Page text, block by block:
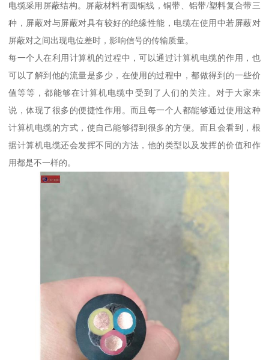
电缆采用屏蔽结构。屏蔽材料有圆铜线，铜带、铝带/塑料复合带三
种，屏蔽对与屏蔽对具有较好的绝缘性能，电缆在使用中若屏蔽对
屏蔽对之间出现电位差时，影响信号的传输质量。
每一个人在利用计算机的过程中，可以通过计算机电缆的作用，也
可以了解到他的流量是多少，在使用的过程中，都做得到的一些价
值等等，都能够在计算机电缆中受到了人们的关注。对于大家来
说，体现了很多的便捷性作用。而且每一个人都能够通过使用这种
计算机电缆的方式，使自己能够得到很多的方便。而且会看到，根
据计算机电缆还会发挥不同的方法，他的类型以及发挥的价值和作
用都是不一样的。